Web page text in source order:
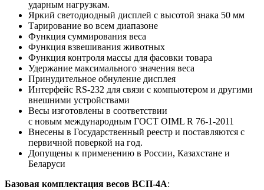
ударным нагрузкам.
Яркий светодиодный дисплей с высотой знака 50 мм
Тарирование во всем диапазоне
Функция суммирования веса
Функция взвешивания животных
Функция контроля массы для фасовки товара
Удержание максимального значения веса
Принудительное обнуление дисплея
Интерфейс RS-232 для связи с компьютером и другими
внешними устройствами
Весы изготовлены в соответствии
с новым международным ГОСТ OIML R 76-1-2011
Внесены в Государственный реестр и поставляются с
первичной поверкой на год.
Допущены к применению в России, Казахстане и
Беларуси
Базовая комплектация весов ВСП-4А: